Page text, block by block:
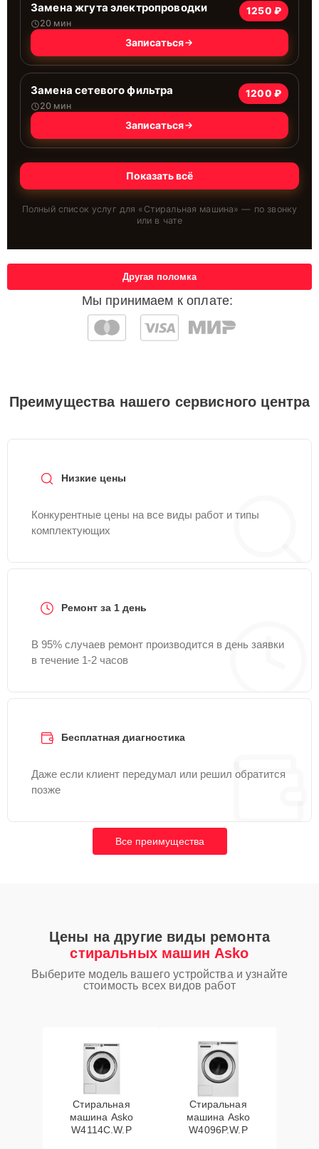
Замена жгута электропроводки
20 мин
1250 ₽
Записаться
Замена сетевого фильтра
20 мин
1200 ₽
Записаться
Показать всё
Полный список услуг для « Стиральная машина» — по звонку
или в чате
Мы принимаем к оплате:
Другая поломка
Преимущества нашего сервисного центра
Низкие цены
Конкурентные цены на все виды работ и типы
комплектующих
Ремонт за 1 день
В 95% случаев ремонт производится в день заявки
в течение 1-2 часов
Бесплатная диагностика
Даже если клиент передумал или решил обратится
позже
Все преимущества
Цены на другие виды ремонта
стиральных машин Asko
Выберите модель вашего устройства и узнайте
стоимость всех видов работ
Стиральная
машина Asko
W4114C.W.P
Стиральная
машина Asko
W4096P.W.P